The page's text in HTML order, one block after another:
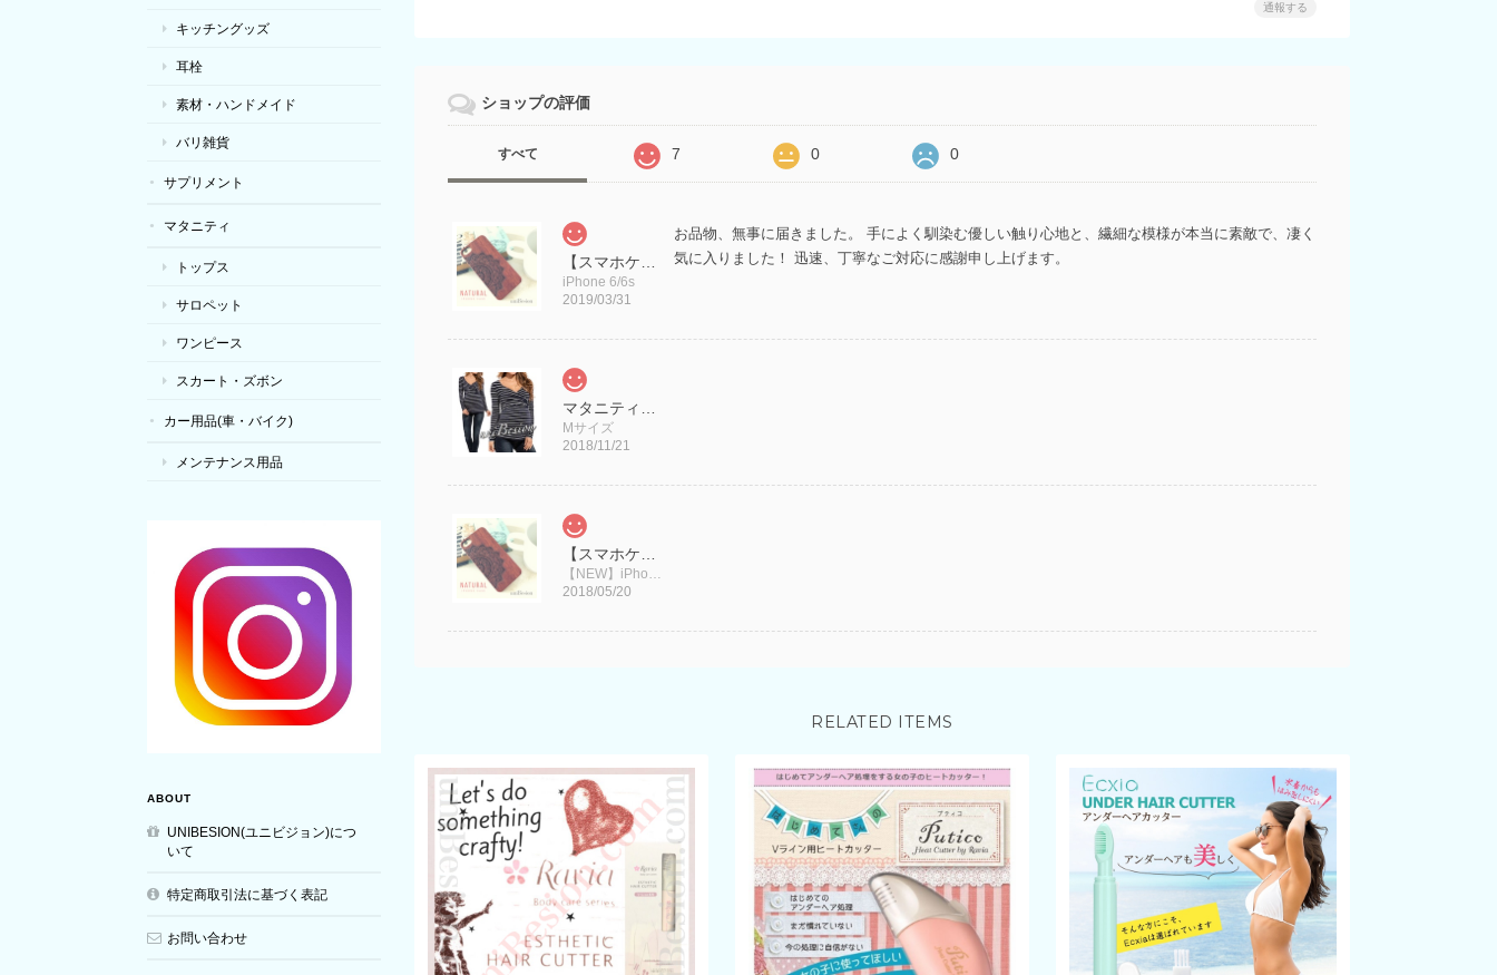
通報する
ショップの評価
すべて 7 0 0
iPhone 6/6s
2019/03/31
お品物、無事に届きました。 手によく馴染む優しい触り心地と、繊細な模様が本当に素敵で、凄く
気に入りました！ 迅速、丁寧なご対応に感謝申し上げます。
Mサイズ
2018/11/21
【NEW】iPhone 8
2018/05/20
大変嬉しいレビューをお書きいただき、本当にありがとうございます(*^^*)何より、ご購
入いただいた水着をとても気に入って頂けたようで大変嬉しいです！素敵な夏をお過ご
しくださいませ。 レビューのお礼に次回お使い頂けるクーポンコードをお伝えしており
ますので、後ほどご連絡いたします。 こちらこそ、本当にありがとうございました。今
後ともよろしくお願いいたします。uniBesion代表
RELATED ITEMS
キッチングッズ
耳栓
素材・ハンドメイド
バリ雑貨
サプリメント
マタニティ
トップス
サロペット
ワンピース
スカート・ズボン
カー用品(車・バイク)
メンテナンス用品
ABOUT
UNIBESION(ユニビジョン)につ
いて
特定商取引法に基づく表記
お問い合わせ